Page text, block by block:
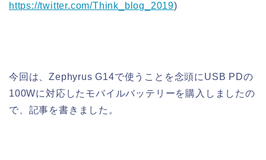
https://twitter.com/Think_blog_2019)
今回は、Zephyrus G14で使うことを念頭にUSB PDの
100Wに対応したモバイルバッテリーを購入しましたの
で、記事を書きました。